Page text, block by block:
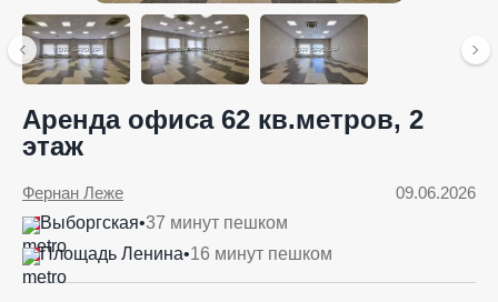
Аренда офиса 62 кв.метров, 2
этаж
09.06.2026
Фернан Леже
Выборгская•37 минут пешком
Площадь Ленина•16 минут пешком